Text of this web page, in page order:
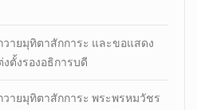
ายมุทิตาสักการะ และขอแสดง
ตั้งรองอธิการบดี
ายมุทิตาสักการะ พระพรหมวัชร